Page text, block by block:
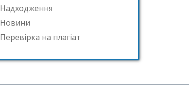
Надходження
Новини
Перевірка на плагіат